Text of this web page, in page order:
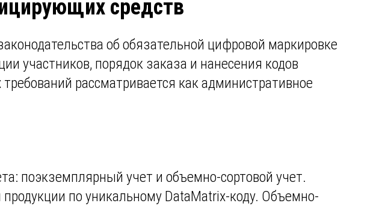
средств
об обязательной цифровой маркировке
участников, порядок заказа и нанесения кодов
рассматривается как административное
поэкземплярный учет и объемно-сортовой учет.
по уникальному DataMatrix-коду. Объемно-